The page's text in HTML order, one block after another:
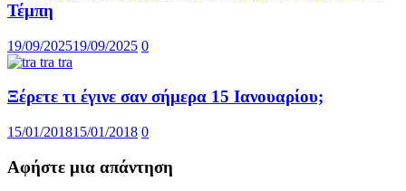
Τέμπη
19/09/202519/09/2025 0
Ξέρετε τι έγινε σαν σήμερα 15 Ιανουαρίου;
15/01/201815/01/2018 0
Αφήστε μια απάντηση